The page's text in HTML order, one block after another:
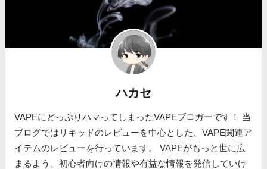
ハカセ
VAPEにどっぷりハマってしまったVAPEブロガーです！ 当
ブログではリキッドのレビューを中心とした、VAPE関連ア
イテムのレビューを行っています。 VAPEがもっと世に広
まるよう、初心者向けの情報や有益な情報を発信していけ